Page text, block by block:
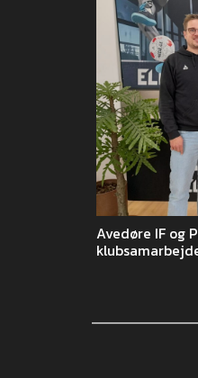
Avedøre IF og